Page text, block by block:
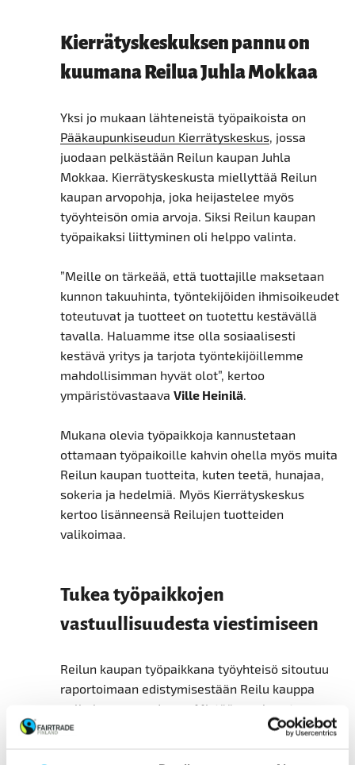
Kierrätyskeskuksen pannu on
kuumana Reilua Juhla Mokkaa
Yksi jo mukaan lähteneistä työpaikoista on
Pääkaupunkiseudun Kierrätyskeskus, jossa
juodaan pelkästään Reilun kaupan Juhla
Mokkaa. Kierrätyskeskusta miellyttää Reilun
kaupan arvopohja, joka heijastelee myös
työyhteisön omia arvoja. Siksi Reilun kaupan
työpaikaksi liittyminen oli helppo valinta.
”Meille on tärkeää, että tuottajille maksetaan
kunnon takuuhinta, työntekijöiden ihmisoikeudet
toteutuvat ja tuotteet on tuotettu kestävällä
tavalla. Haluamme itse olla sosiaalisesti
kestävä yritys ja tarjota työntekijöillemme
mahdollisimman hyvät olot”, kertoo
ympäristövastaava Ville Heinilä.
Mukana olevia työpaikkoja kannustetaan
ottamaan työpaikoille kahvin ohella myös muita
Reilun kaupan tuotteita, kuten teetä, hunajaa,
sokeria ja hedelmiä. Myös Kierrätyskeskus
kertoo lisänneensä Reilujen tuotteiden
valikoimaa.
Tukea työpaikkojen
vastuullisuudesta viestimiseen
Reilun kaupan työpaikkana työyhteisö sitoutuu
raportoimaan edistymisestään Reilu kauppa
ry:lle kerran vuodessa. Mistään raskaasta
raportoinnista ei Makkulan mukaan ole